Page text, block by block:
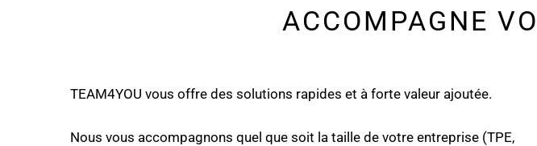
ACCOMPAGNE
TEAM4YOU vous offre des solutions rapides et à forte valeur ajoutée.
Nous vous accompagnons quel que soit la taille de votre entreprise (TPE,